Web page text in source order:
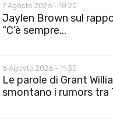
7 Agosto 2026 - 10:20
Jaylen Brown sul
“C’è sempre...
6 Agosto 2026 - 11:30
Le parole di Grant
smontano i rumors tra